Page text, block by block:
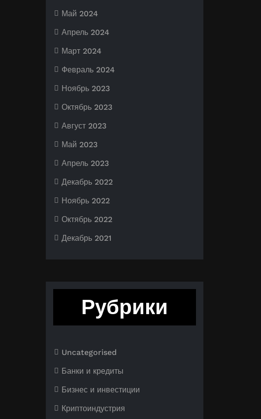
Май 2024
Апрель 2024
Март 2024
Февраль 2024
Ноябрь 2023
Октябрь 2023
Август 2023
Май 2023
Апрель 2023
Декабрь 2022
Ноябрь 2022
Октябрь 2022
Декабрь 2021
Рубрики
Uncategorised
Банки и кредиты
Бизнес и инвестиции
Криптоиндустрия